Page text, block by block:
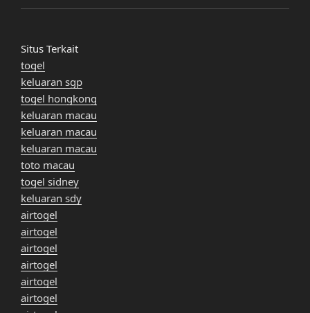
Situs Terkait
togel
keluaran sgp
togel hongkong
keluaran macau
keluaran macau
keluaran macau
toto macau
togel sidney
keluaran sdy
airtogel
airtogel
airtogel
airtogel
airtogel
airtogel